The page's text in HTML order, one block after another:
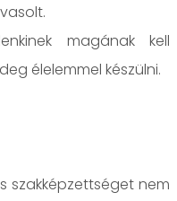
magának kell
élelemmel készülni.
szakképzettséget nem